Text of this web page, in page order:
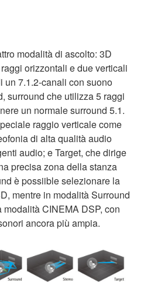
modalità di ascolto: 3D
orizzontali e due verticali
un 7.1.2-canali con suono
surround che utilizza 5 raggi
un normale surround 5.1.
raggio verticale come
di alta qualità audio
audio; e Target, che dirige
precisa zona della stanza
è possiible selezionare la
mentre in modalità Surround
CINEMA DSP, con
ancora più ampia.